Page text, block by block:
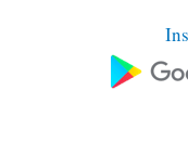
Install